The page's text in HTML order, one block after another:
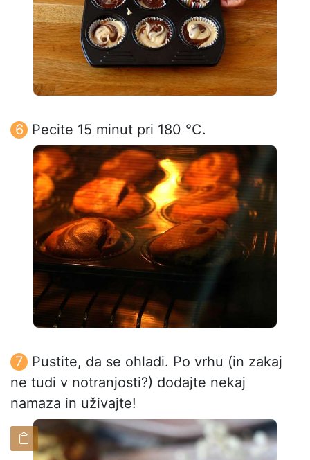
Pecite 15 minut pri 180 °C.
Pustite, da se ohladi. Po vrhu (in zakaj
ne tudi v notranjosti?) dodajte nekaj
namaza in uživajte!